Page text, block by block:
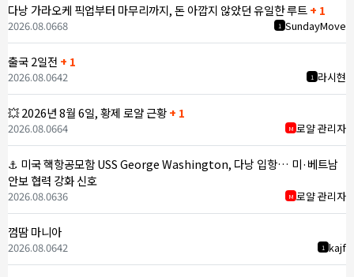
다낭 가라오케 픽업부터 마무리까지, 돈 아깝지 않았던 유일한 루트+ 1
1 SundayMove
2026.08.0668
출국 2일전 + 1
1 라시현
2026.08.0642
💥 2026년 8월 6일, 황제 로얄 근황+ 1
M 로얄 관리자
2026.08.0664
⚓ 미국 핵항공모함 USS George Washington, 다낭 입항… 미·베트남
안보 협력 강화 신호
M 로얄 관리자
2026.08.0636
껌땀 마니아
1 kajf
2026.08.0642